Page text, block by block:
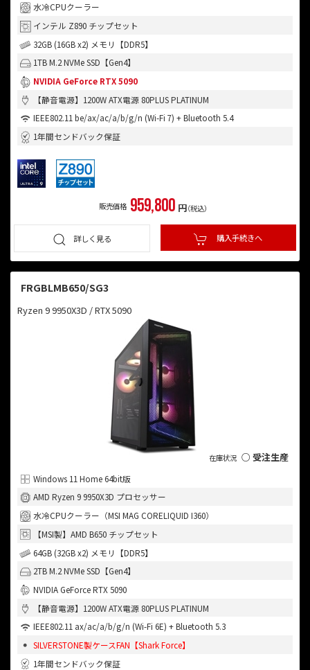
水冷CPUクーラー
インテル Z890 チップセット
32GB (16GB x2) メモリ【DDR5】
1TB M.2 NVMe SSD【Gen4】
NVIDIA GeForce RTX 5090
【静音電源】1200W ATX電源 80PLUS PLATINUM
IEEE802.11 be/ax/ac/a/b/g/n (Wi-Fi 7) + Bluetooth 5.4
1年間センドバック保証
販売価格 959,800 円（税込）
詳しく見る 購入手続きへ
FRGBLMB650/SG3
Ryzen 9 9950X3D / RTX 5090
○ 受注生産
Windows 11 Home 64bit版
AMD Ryzen 9 9950X3D プロセッサー
水冷CPUクーラー（MSI MAG CORELIQUID I360）
【MSI製】AMD B650 チップセット
64GB (32GB x2) メモリ【DDR5】
2TB M.2 NVMe SSD【Gen4】
NVIDIA GeForce RTX 5090
【静音電源】1200W ATX電源 80PLUS PLATINUM
IEEE802.11 ax/ac/a/b/g/n (Wi-Fi 6E) + Bluetooth 5.3
SILVERSTONE製ケースFAN【Shark Force】
1年間センドバック保証